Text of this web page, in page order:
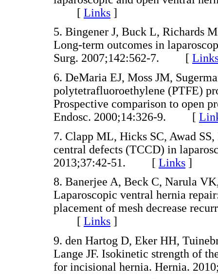
[ Links ]
5. Bingener J, Buck L, Richards
Long-term outcomes in
Surg. 2007;142:562-7. [
6. DeMaria EJ, Moss JM,
polytetrafluoroethylene (PTFE)
Prospective comparison to open
Endosc. 2000;14:326-9. [
7. Clapp ML, Hicks SC, Awad
central defects (TCCD) in
2013;37:42-51. [ Links ]
8. Banerjee A, Beck C, Narula
Laparoscopic ventral hernia
placement of mesh decrease
[ Links ]
9. den Hartog D, Eker HH,
Lange JF. Isokinetic strength of
for incisional hernia. Hernia.